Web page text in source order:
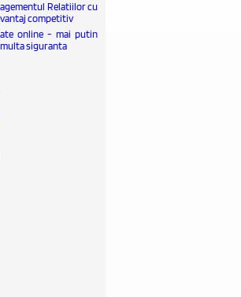
Relatiilor cu
competitiv
online - mai putin
siguranta